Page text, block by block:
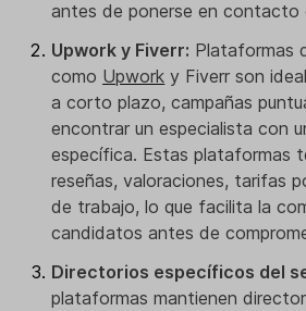
antes de ponerse en contacto
Upwork y Fiverr: Plataformas
como Upwork y Fiverr son
a corto plazo, campañas
encontrar un especialista con
específica. Estas plataformas
reseñas, valoraciones, tarifas
de trabajo, lo que facilita la
candidatos antes de
Directorios específicos del
plataformas mantienen